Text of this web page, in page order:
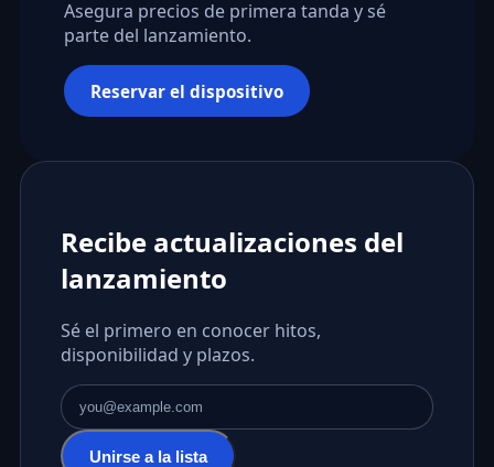
Asegura precios de primera tanda y sé
parte del lanzamiento.
Reservar el dispositivo
Recibe actualizaciones del
lanzamiento
Sé el primero en conocer hitos,
disponibilidad y plazos.
Dirección de correo electrónico
Unirse a la lista